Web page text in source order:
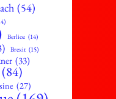
(54)
Berlioz (14)
Brexit (15)
(33)
(84)
(27)